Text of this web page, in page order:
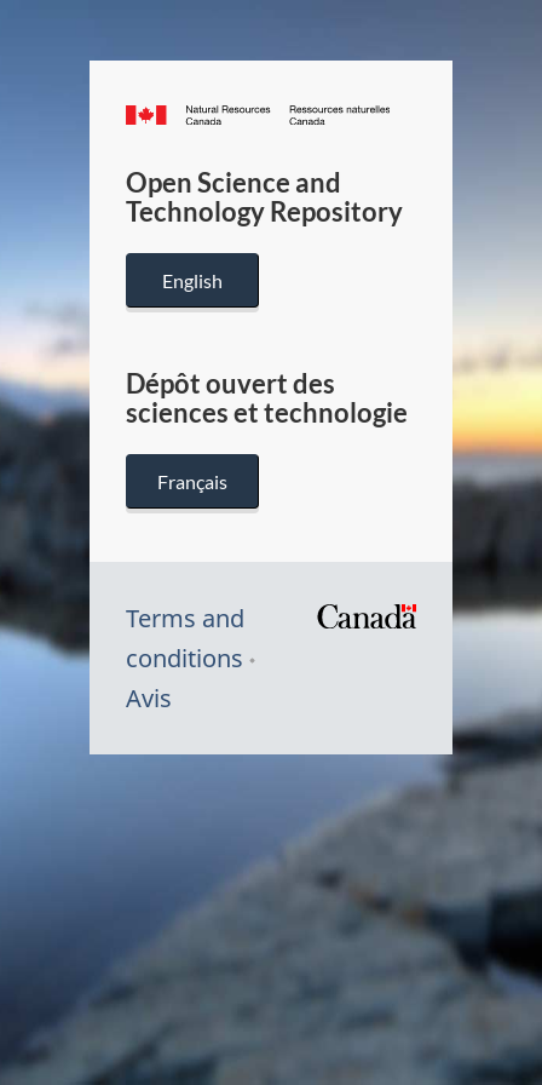
Canada.ca
/
Canada
Open Science and
Technology Repository
English
Dépôt ouvert des
sciences et technologie
Français
Terms and
conditions
Avis
du